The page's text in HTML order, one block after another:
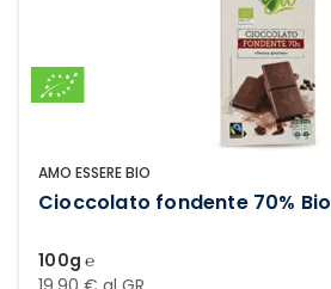
AMO ESSERE BIO
Cioccolato fondente 70% Bio
100g ℮